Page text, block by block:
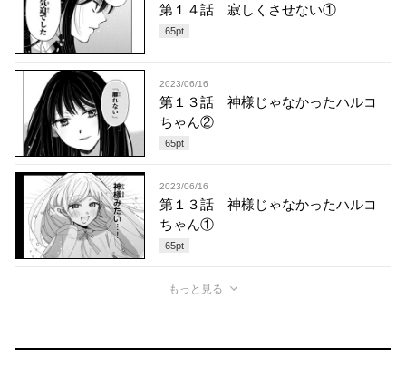
第１４話 寂しくさせない①
65pt
2023/06/16
第１３話 神様じゃなかったハルコ
ちゃん②
65pt
2023/06/16
第１３話 神様じゃなかったハルコ
ちゃん①
65pt
もっと見る